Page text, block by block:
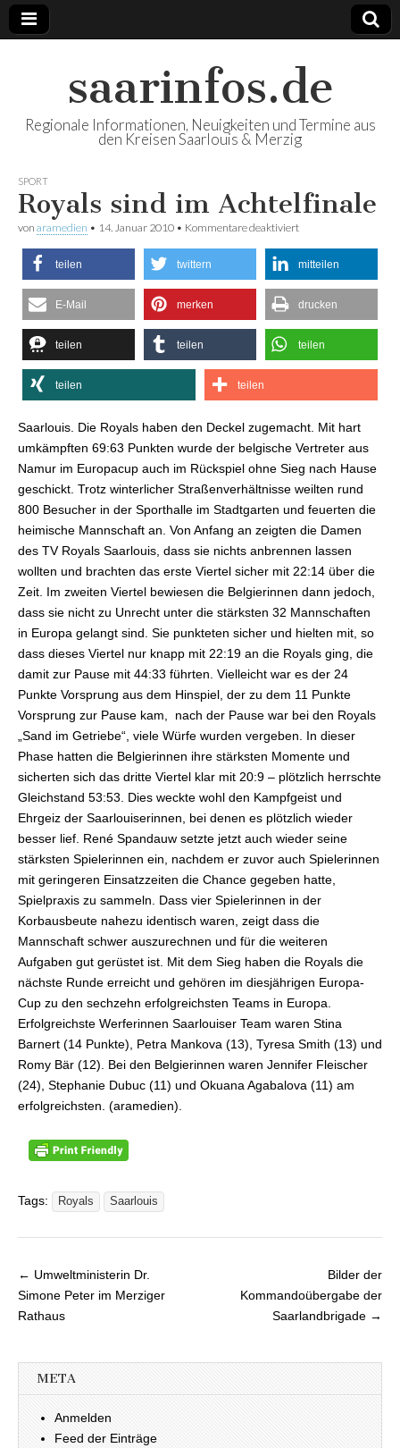
saarinfos.de
Regionale Informationen, Neuigkeiten und Termine aus
den Kreisen Saarlouis & Merzig
SPORT
Royals sind im Achtelfinale
von aramedien • 14. Januar 2010 • Kommentare deaktiviert
teilen twittern mitteilen
E-Mail merken drucken
teilen teilen teilen
teilen teilen
Saarlouis. Die Royals haben den Deckel zugemacht. Mit hart
umkämpften 69:63 Punkten wurde der belgische Vertreter aus
Namur im Europacup auch im Rückspiel ohne Sieg nach Hause
geschickt. Trotz winterlicher Straßenverhältnisse weilten rund
800 Besucher in der Sporthalle im Stadtgarten und feuerten die
heimische Mannschaft an. Von Anfang an zeigten die Damen
des TV Royals Saarlouis, dass sie nichts anbrennen lassen
wollten und brachten das erste Viertel sicher mit 22:14 über die
Zeit. Im zweiten Viertel bewiesen die Belgierinnen dann jedoch,
dass sie nicht zu Unrecht unter die stärksten 32 Mannschaften
in Europa gelangt sind. Sie punkteten sicher und hielten mit, so
dass dieses Viertel nur knapp mit 22:19 an die Royals ging, die
damit zur Pause mit 44:33 führten. Vielleicht war es der 24
Punkte Vorsprung aus dem Hinspiel, der zu dem 11 Punkte
Vorsprung zur Pause kam, nach der Pause war bei den Royals
„Sand im Getriebe“, viele Würfe wurden vergeben. In dieser
Phase hatten die Belgierinnen ihre stärksten Momente und
sicherten sich das dritte Viertel klar mit 20:9 – plötzlich herrschte
Gleichstand 53:53. Dies weckte wohl den Kampfgeist und
Ehrgeiz der Saarlouiserinnen, bei denen es plötzlich wieder
besser lief. René Spandauw setzte jetzt auch wieder seine
stärksten Spielerinnen ein, nachdem er zuvor auch Spielerinnen
mit geringeren Einsatzzeiten die Chance gegeben hatte,
Spielpraxis zu sammeln. Dass vier Spielerinnen in der
Korbausbeute nahezu identisch waren, zeigt dass die
Mannschaft schwer auszurechnen und für die weiteren
Aufgaben gut gerüstet ist. Mit dem Sieg haben die Royals die
nächste Runde erreicht und gehören im diesjährigen Europa-
Cup zu den sechzehn erfolgreichsten Teams in Europa.
Erfolgreichste Werferinnen Saarlouiser Team waren Stina
Barnert (14 Punkte), Petra Mankova (13), Tyresa Smith (13) und
Romy Bär (12). Bei den Belgierinnen waren Jennifer Fleischer
(24), Stephanie Dubuc (11) und Okuana Agabalova (11) am
erfolgreichsten. (aramedien).
Tags: Royals Saarlouis
Beitragsnavigation
← Umweltministerin Dr.
Simone Peter im Merziger
Rathaus
Bilder der
Kommandoübergabe der
Saarlandbrigade →
META
Anmelden
Feed der Einträge